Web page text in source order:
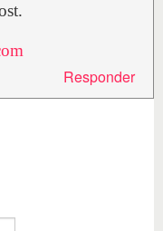
Responder